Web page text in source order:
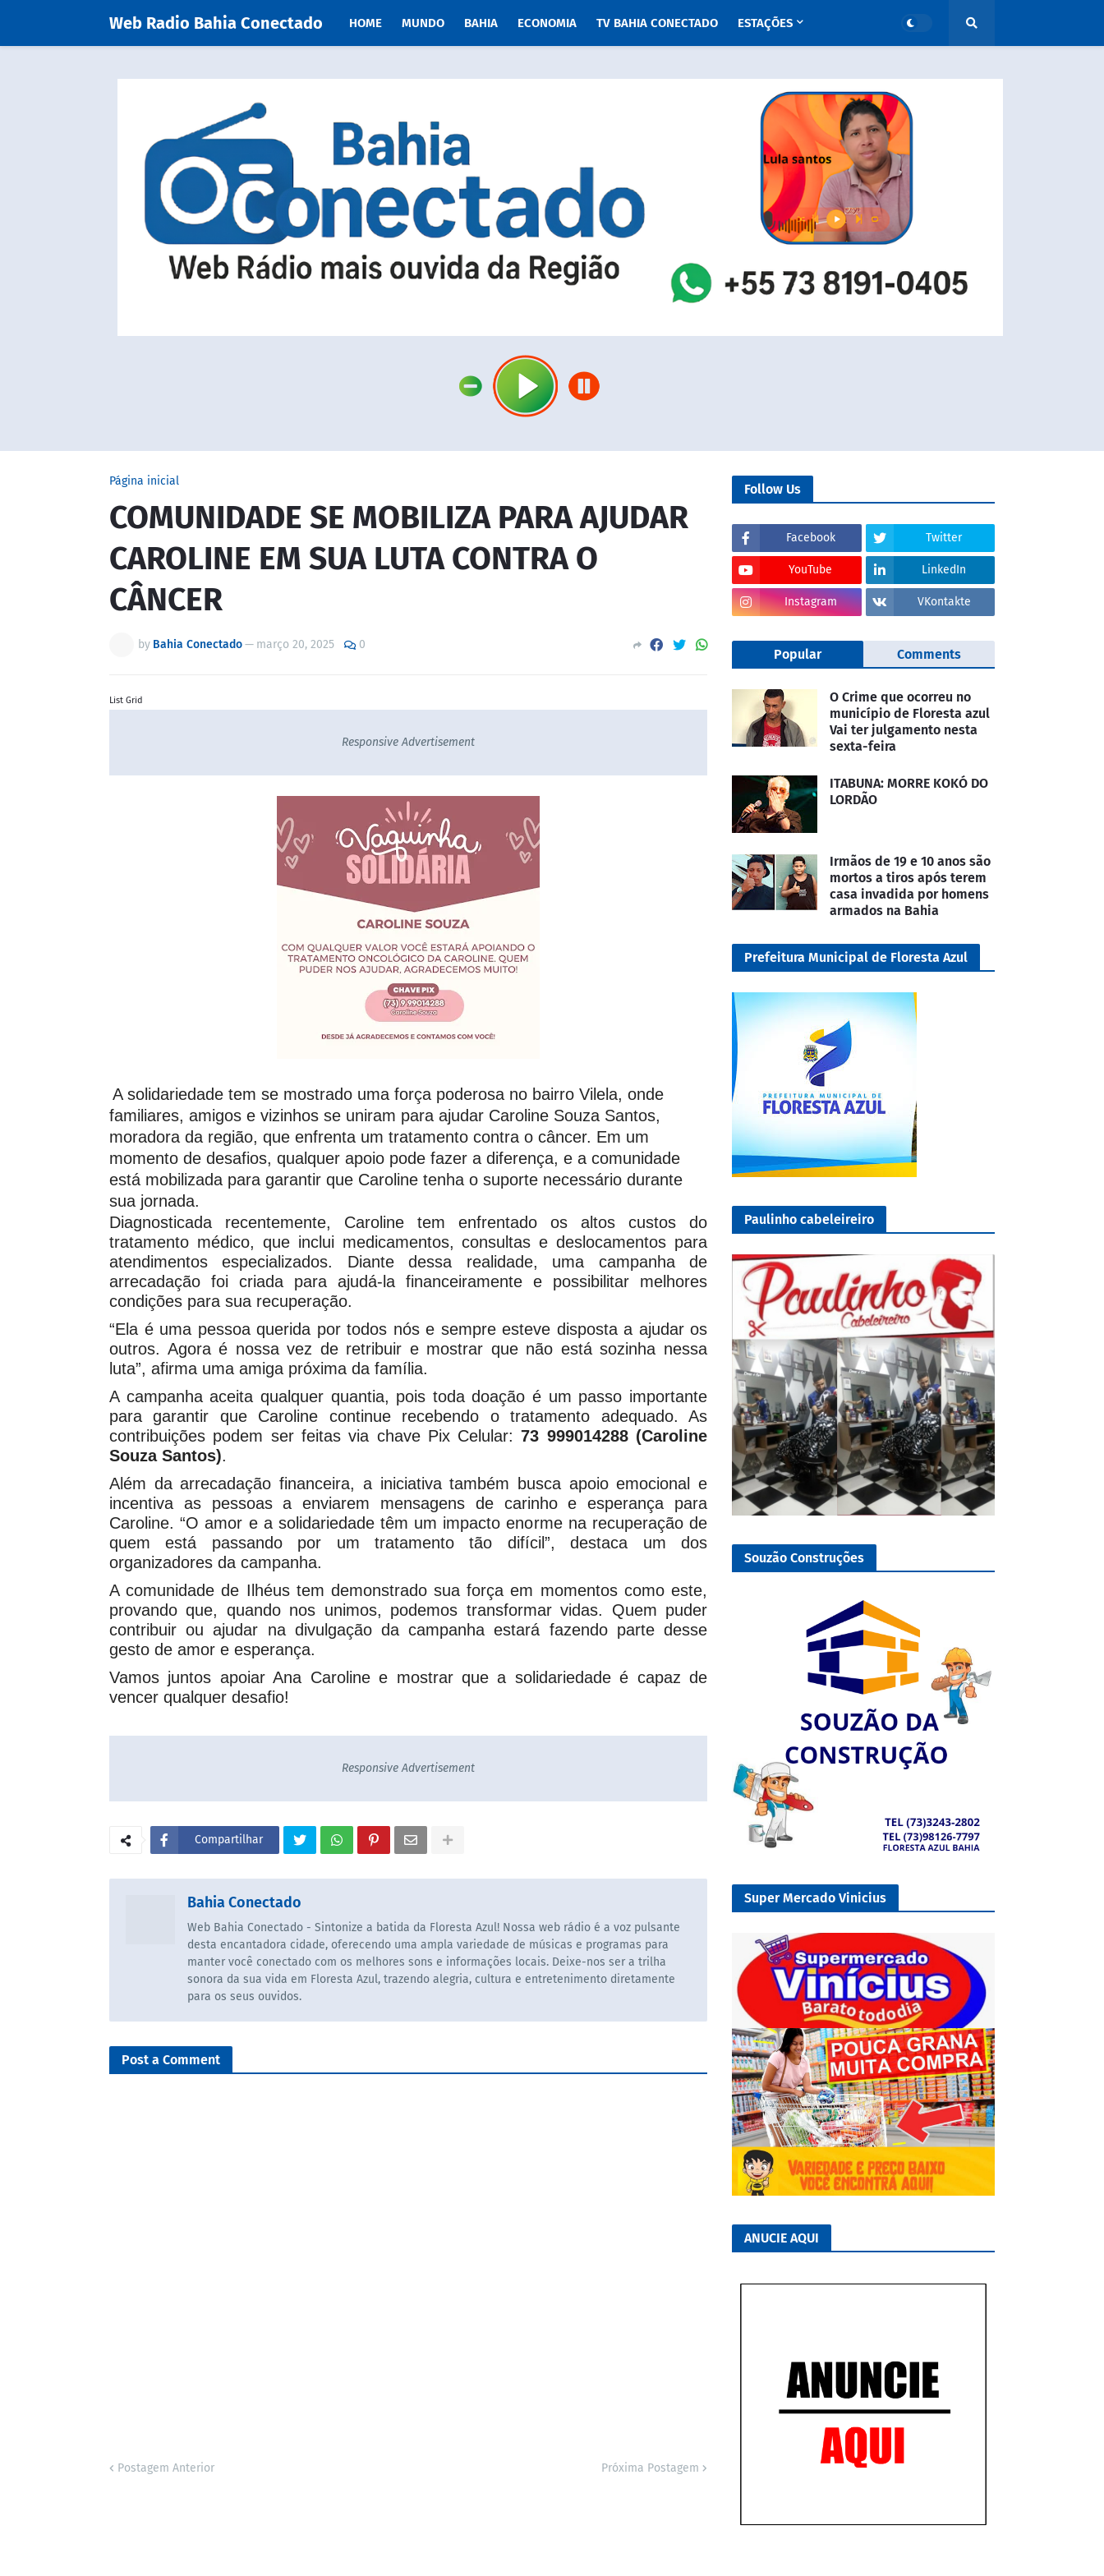
Web Radio Bahia Conectado HOME MUNDO BAHIA ECONOMIA TV BAHIA CONECTADO ESTAÇÕES
Página inicial
COMUNIDADE SE MOBILIZA PARA AJUDAR
CAROLINE EM SUA LUTA CONTRA O
CÂNCER
by Bahia Conectado— março 20, 2025 0
List Grid
Responsive Advertisement
A solidariedade tem se mostrado uma força poderosa no bairro Vilela, onde
familiares, amigos e vizinhos se uniram para ajudar Caroline Souza Santos,
moradora da região, que enfrenta um tratamento contra o câncer. Em um
momento de desafios, qualquer apoio pode fazer a diferença, e a comunidade
está mobilizada para garantir que Caroline tenha o suporte necessário durante
sua jornada.
Diagnosticada recentemente, Caroline tem enfrentado os altos custos do
tratamento médico, que inclui medicamentos, consultas e deslocamentos para
atendimentos especializados. Diante dessa realidade, uma campanha de
arrecadação foi criada para ajudá-la financeiramente e possibilitar melhores
condições para sua recuperação.
“Ela é uma pessoa querida por todos nós e sempre esteve disposta a ajudar os
outros. Agora é nossa vez de retribuir e mostrar que não está sozinha nessa
luta”, afirma uma amiga próxima da família.
A campanha aceita qualquer quantia, pois toda doação é um passo importante
para garantir que Caroline continue recebendo o tratamento adequado. As
contribuições podem ser feitas via chave Pix Celular:73 999014288 (Caroline
Souza Santos).
Além da arrecadação financeira, a iniciativa também busca apoio emocional e
incentiva as pessoas a enviarem mensagens de carinho e esperança para
Caroline. “O amor e a solidariedade têm um impacto enorme na recuperação de
quem está passando por um tratamento tão difícil”, destaca um dos
organizadores da campanha.
A comunidade de Ilhéus tem demonstrado sua força em momentos como este,
provando que, quando nos unimos, podemos transformar vidas. Quem puder
contribuir ou ajudar na divulgação da campanha estará fazendo parte desse
gesto de amor e esperança.
Vamos juntos apoiar Ana Caroline e mostrar que a solidariedade é capaz de
vencer qualquer desafio!
Responsive Advertisement
Compartilhar
Bahia Conectado
Web Bahia Conectado - Sintonize a batida da Floresta Azul! Nossa web rádio é a voz pulsante
desta encantadora cidade, oferecendo uma ampla variedade de músicas e programas para
manter você conectado com os melhores sons e informações locais. Deixe-nos ser a trilha
sonora da sua vida em Floresta Azul, trazendo alegria, cultura e entretenimento diretamente
para os seus ouvidos.
Post a Comment
Postagem Anterior Próxima Postagem
Follow Us
Facebook Twitter
YouTube LinkedIn
Instagram VKontakte
Popular Comments
O Crime que ocorreu no
município de Floresta azul
Vai ter julgamento nesta
sexta-feira
ITABUNA: MORRE KOKÓ DO
LORDÃO
Irmãos de 19 e 10 anos são
mortos a tiros após terem
casa invadida por homens
armados na Bahia
Prefeitura Municipal de Floresta Azul
Paulinho cabeleireiro
Souzão Construções
Super Mercado Vinicius
ANUCIE AQUI